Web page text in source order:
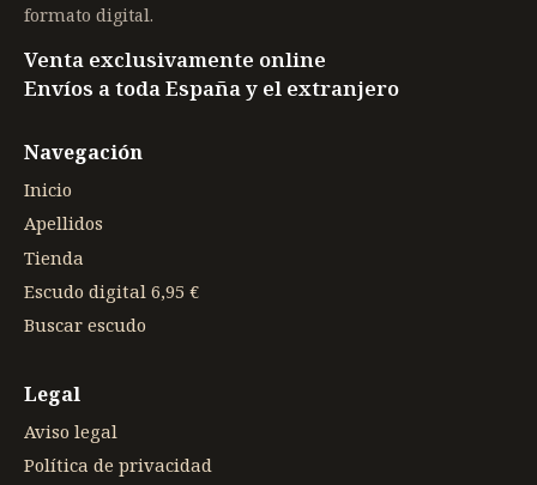
formato digital.
Venta exclusivamente online
Envíos a toda España y el extranjero
Navegación
Inicio
Apellidos
Tienda
Escudo digital 6,95 €
Buscar escudo
Legal
Aviso legal
Política de privacidad